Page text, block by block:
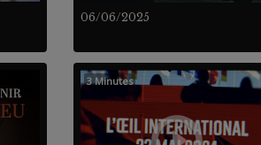
06/06/2025
3 Minutes